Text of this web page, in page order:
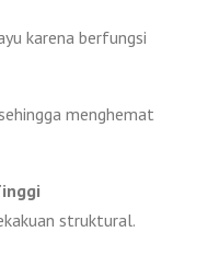
karena berfungsi
menghemat
struktural.